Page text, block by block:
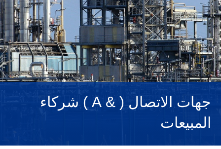
ČEŠTINA
PORTUGUÊS
РУССКИЙ
TÜRKÇE
MAGYAR
NEDERLANDS
جهات الاتصال ( & A ) شركاء
المبيعات